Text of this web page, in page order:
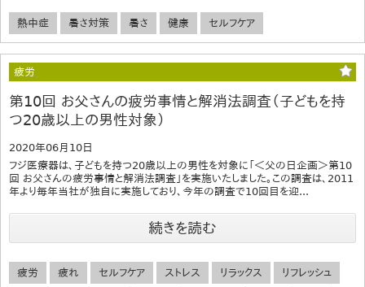
熱中症 暑さ対策 暑さ 健康 セルフケア
疲労
第10回 お父さんの疲労事情と解消法調査（子どもを持
つ20歳以上の男性対象）
2020年06月10日
フジ医療器は、子どもを持つ20歳以上の男性を対象に「＜父の日企画＞第10
回 お父さんの疲労事情と解消法調査」を実施いたしました。この調査は、2011
年より毎年当社が独自に実施しており、今年の調査で10回目を迎...
続きを読む
疲労 疲れ セルフケア ストレス リラックス リフレッシュ